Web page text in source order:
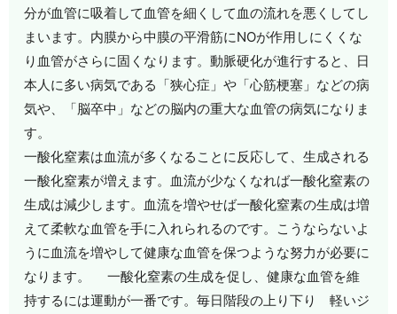
分が血管に吸着して血管を細くして血の流れを悪くしてし
まいます。内膜から中膜の平滑筋にNOが作用しにくくな
り血管がさらに固くなります。動脈硬化が進行すると、日
本人に多い病気である「狭心症」や「心筋梗塞」などの病
気や、「脳卒中」などの脳内の重大な血管の病気になりま
す。
一酸化窒素は血流が多くなることに反応して、生成される
一酸化窒素が増えます。血流が少なくなれば一酸化窒素の
生成は減少します。血流を増やせば一酸化窒素の生成は増
えて柔軟な血管を手に入れられるのです。こうならないよ
うに血流を増やして健康な血管を保つような努力が必要に
なります。 一酸化窒素の生成を促し、健康な血管を維
持するには運動が一番です。毎日階段の上り下り 軽いジ